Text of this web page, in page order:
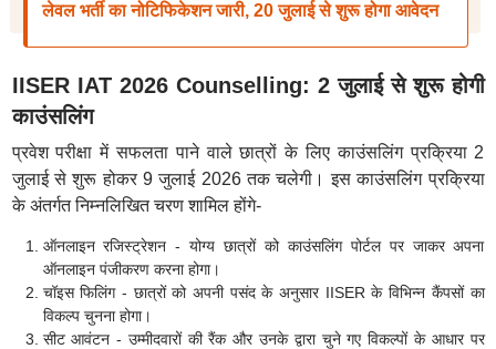
लेवल भर्ती का नोटिफिकेशन जारी, 20 जुलाई से शुरू होगा आवेदन
IISER IAT 2026 Counselling: 2 जुलाई से शुरू होगी
काउंसलिंग
प्रवेश परीक्षा में सफलता पाने वाले छात्रों के लिए काउंसलिंग प्रक्रिया 2
जुलाई से शुरू होकर 9 जुलाई 2026 तक चलेगी। इस काउंसलिंग प्रक्रिया
के अंतर्गत निम्नलिखित चरण शामिल होंगे-
ऑनलाइन रजिस्ट्रेशन - योग्य छात्रों को काउंसलिंग पोर्टल पर जाकर अपना
ऑनलाइन पंजीकरण करना होगा।
चॉइस फिलिंग - छात्रों को अपनी पसंद के अनुसार IISER के विभिन्न कैंपसों का
विकल्प चुनना होगा।
सीट आवंटन - उम्मीदवारों की रैंक और उनके द्वारा चुने गए विकल्पों के आधार पर